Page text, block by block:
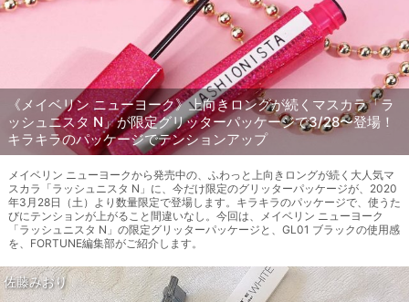
《メイベリン ニューヨーク》上向きロングが続くマスカラ「ラ
ッシュニスタ N」が限定グリッターパッケージで3/28〜登場！
キラキラのパッケージでテンションアップ
メイベリン ニューヨークから発売中の、ふわっと上向きロングが続く大人気マ
スカラ「ラッシュニスタ N」に、今だけ限定のグリッターパッケージが、2020
年3月28日（土）より数量限定で登場します。キラキラのパッケージで、使うた
びにテンションが上がること間違いなし。今回は、メイベリン ニューヨーク
「ラッシュニスタ N」の限定グリッターパッケージと、GL01 ブラックの使用感
を、FORTUNE編集部がご紹介します。
佐藤みおり